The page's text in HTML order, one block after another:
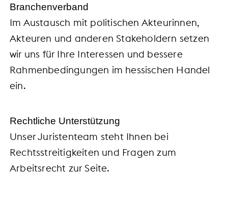
Branchenverband
Im Austausch mit politischen Akteurinnen,
Akteuren und anderen Stakeholdern setzen
wir uns für Ihre Interessen und bessere
Rahmenbedingungen im hessischen Handel
ein.
Rechtliche Unterstützung
Unser Juristenteam steht Ihnen bei
Rechtsstreitigkeiten und Fragen zum
Arbeitsrecht zur Seite.